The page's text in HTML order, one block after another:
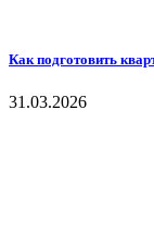
Как подготовить
31.03.2026